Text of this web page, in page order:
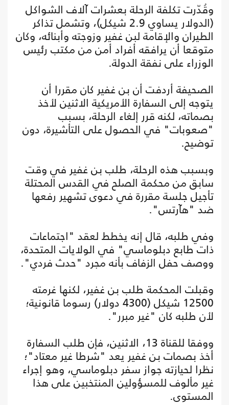
وقُدّرت تكلفة الرحلة بعشرات آلاف الشواكل
(الدولار يساوي 2.9 شيكل)، وتشمل تذاكر
الطيران والإقامة لبن غفير وزوجته وأبنائه، وكان
متوقعا أن يرافقه أفراد أمن من مكتب رئيس
الوزراء على نفقة الدولة.
الصحيفة أردفت أن بن غفير كان مقررا أن
يتوجه إلى السفارة الأمريكية الاثنين لأخذ
بصماته، لكنه قرر إلغاء الرحلة، بسبب
"صعوبات" في الحصول على التأشيرة، دون
توضيح.
وبسبب هذه الرحلة، طلب بن غفير في وقت
سابق من محكمة الصلح في القدس المحتلة
تأجيل جلسة مقررة في دعوى تشهير رفعها
ضد "هآرتس".
وفي طلبه، قال إنه يخطط لعقد "اجتماعات
ذات طابع دبلوماسي" في الولايات المتحدة،
ووصف حفل الزفاف بأنه مجرد "حدث فردي".
وقبلت المحكمة طلب بن غفير، لكنها غرمته
12500 شيكل (4300 دولار) رسوما قانونية؛
لأن طلبه كان "غير مبرر".
ووفقا للقناة 13، الاثنين، فإن طلب السفارة
أخذ بصمات بن غفير يعد "شرطا غير معتاد"؛
نظرا لحيازته جواز سفر دبلوماسي، وهو إجراء
غير مألوف للمسؤولين المنتخبين على هذا
المستوى.